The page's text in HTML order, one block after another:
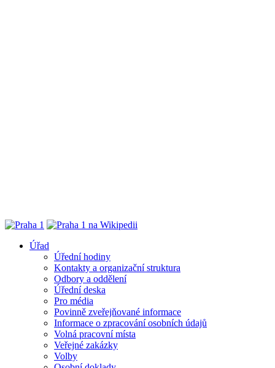
Úřad
Úřední hodiny
Kontakty a organizační struktura
Odbory a oddělení
Úřední deska
Pro média
Povinně zveřejňované informace
Informace o zpracování osobních údajů
Volná pracovní místa
Veřejné zakázky
Volby